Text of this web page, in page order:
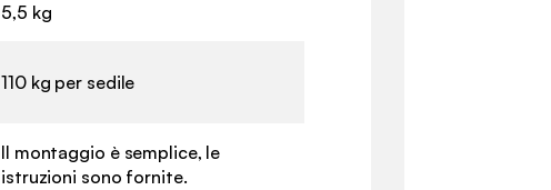
5,5 kg
110 kg per sedile
Il montaggio è semplice, le
istruzioni sono fornite.